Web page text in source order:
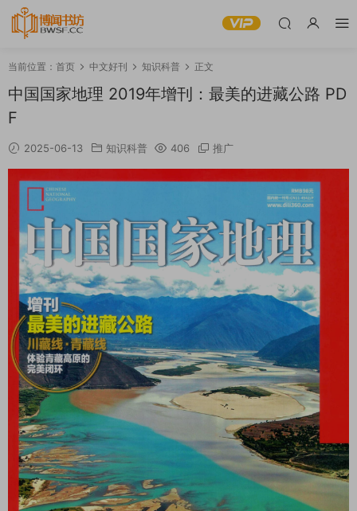
当前位置： 首页 中文好刊 知识科普 正文
中国国家地理 2019年增刊：最美的进藏公路 PD
F
2025-06-13 知识科普 406 推广